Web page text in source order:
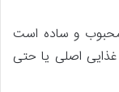
و ساده است
اصلی یا حتی